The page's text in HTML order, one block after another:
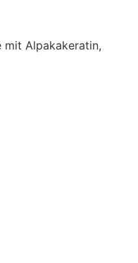
mit Alpakakeratin,